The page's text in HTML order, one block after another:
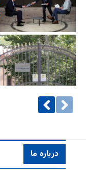
درباره ما